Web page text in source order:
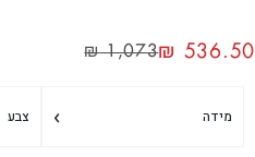
₪1,073₪ 536.50
מידה › צבע